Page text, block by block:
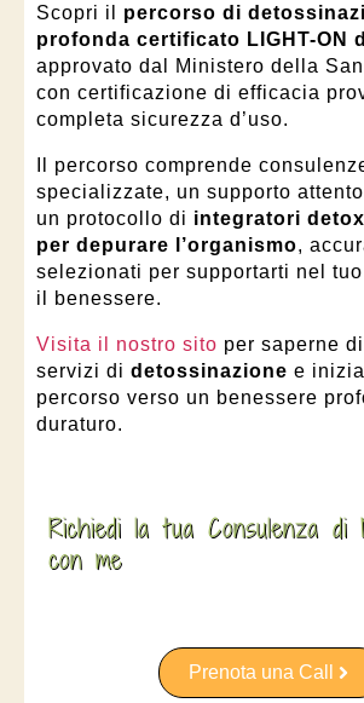
Scopri il percorso di
profonda certificato LIGHT-ON
approvato dal Ministero della
con certificazione di efficacia
completa sicurezza d’uso.
Il percorso comprende
specializzate, un supporto
un protocollo di integratori detox
per depurare l’organismo,
selezionati per supportarti nel
il benessere.
Visita il nostro sito per saperne
servizi di detossinazione e
percorso verso un benessere
duraturo.
Richiedi la tua Consulenza di
con me
Prenota una Call